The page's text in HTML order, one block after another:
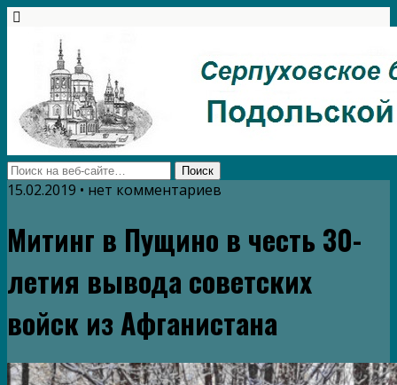
15.02.2019 • нет комментариев
Митинг в Пущино в честь 30-
летия вывода советских
войск из Афганистана